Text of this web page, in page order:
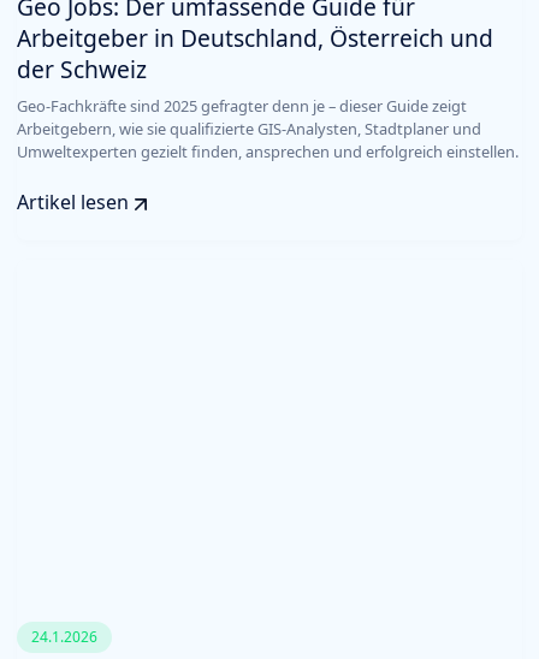
Arbeitgeber in Deutschland, Österreich und
der Schweiz
Geo-Fachkräfte sind 2025 gefragter denn je – dieser Guide zeigt
Arbeitgebern, wie sie qualifizierte GIS-Analysten, Stadtplaner und
Umweltexperten gezielt finden, ansprechen und erfolgreich einstellen.
Artikel lesen
24.1.2026